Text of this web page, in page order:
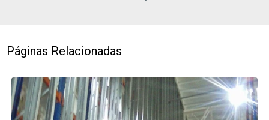
Páginas Relacionadas